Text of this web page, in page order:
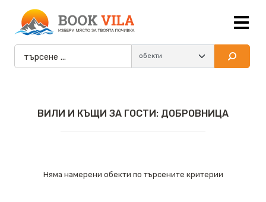
ВИЛИ И КЪЩИ ЗА ГОСТИ: ДОБРОВНИЦА
Няма намерени обекти по търсените критерии